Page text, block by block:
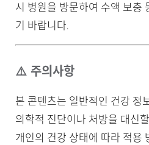
시 병원을 방문하여 수액 보충
기 바랍니다.
⚠️ 주의사항
본 콘텐츠는 일반적인 건강 정
의학적 진단이나 처방을 대신
개인의 건강 상태에 따라 적용